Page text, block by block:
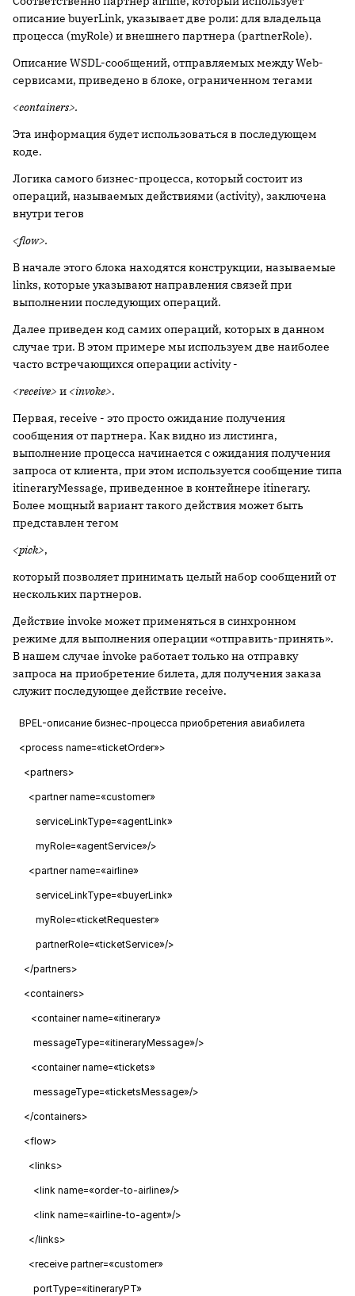
описание buyerLink, указывает две роли: для владельца
процесса (myRole) и внешнего партнера (partnerRole).
Описание WSDL-сообщений, отправляемых между Web-
сервисами, приведено в блоке, ограниченном тегами
<containers>.
Эта информация будет использоваться в последующем
коде.
Логика самого бизнес-процесса, который состоит из
операций, называемых действиями (activity), заключена
внутри тегов
<flow>.
В начале этого блока находятся конструкции, называемые
links, которые указывают направления связей при
выполнении последующих операций.
Далее приведен код самих операций, которых в данном
случае три. В этом примере мы используем две наиболее
часто встречающихся операции activity -
<receive> и <invoke>.
Первая, receive - это просто ожидание получения
сообщения от партнера. Как видно из листинга,
выполнение процесса начинается с ожидания получения
запроса от клиента, при этом используется сообщение типа
itineraryMessage, приведенное в контейнере itinerary.
Более мощный вариант такого действия может быть
представлен тегом
<pick>,
который позволяет принимать целый набор сообщений от
нескольких партнеров.
Действие invoke может применяться в синхронном
режиме для выполнения операции «отправить-принять».
В нашем случае invoke работает только на отправку
запроса на приобретение билета, для получения заказа
служит последующее действие receive.
BPEL-описание бизнес-процесса приобретения авиабилета
<process name=«ticketOrder»>
<partners>
<partner name=«customer»
serviceLinkType=«agentLink»
myRole=«agentService»/>
<partner name=«airline»
serviceLinkType=«buyerLink»
myRole=«ticketRequester»
partnerRole=«ticketService»/>
</partners>
<containers>
<container name=«itinerary»
messageType=«itineraryMessage»/>
<container name=«tickets»
messageType=«ticketsMessage»/>
</containers>
<flow>
<links>
<link name=«order-to-airline»/>
<link name=«airline-to-agent»/>
</links>
<receive partner=«customer»
portType=«itineraryPT»